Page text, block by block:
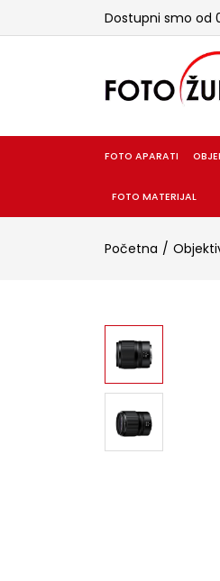
Dostupni smo od
FOTO APARATI
FOTO MATERIJAL
Početna